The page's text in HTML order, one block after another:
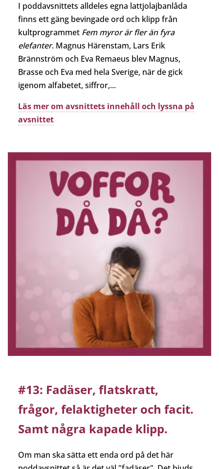
Hoppa
till
huvudinnehåll
I poddavsnittets alldeles egna lattjolajbanlåda
finns ett gäng bevingade ord och klipp från
kultprogrammet Fem myror är fler än fyra
elefanter. Magnus Härenstam, Lars Erik
Brännström och Eva Remaeus blev Magnus,
Brasse och Eva med hela Sverige, när de gick
igenom alfabetet, siffror,...
Läs mer om avsnittets innehåll och lyssna på
avsnittet
#13: Fadäser, flatskratt,
frågor, felaktigheter och facit.
Samt några kapade klipp.
Om man ska sätta ett enda ord på det här